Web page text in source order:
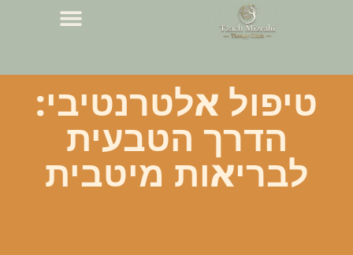
טיפול אלטרנטיבי:
הדרך הטבעית
לבריאות מיטבית